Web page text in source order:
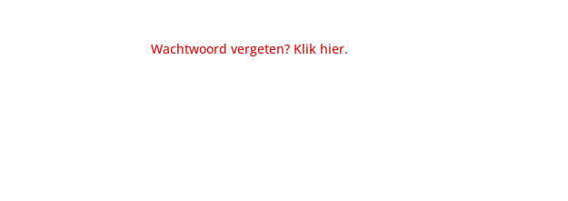
Wachtwoord vergeten? Klik hier.